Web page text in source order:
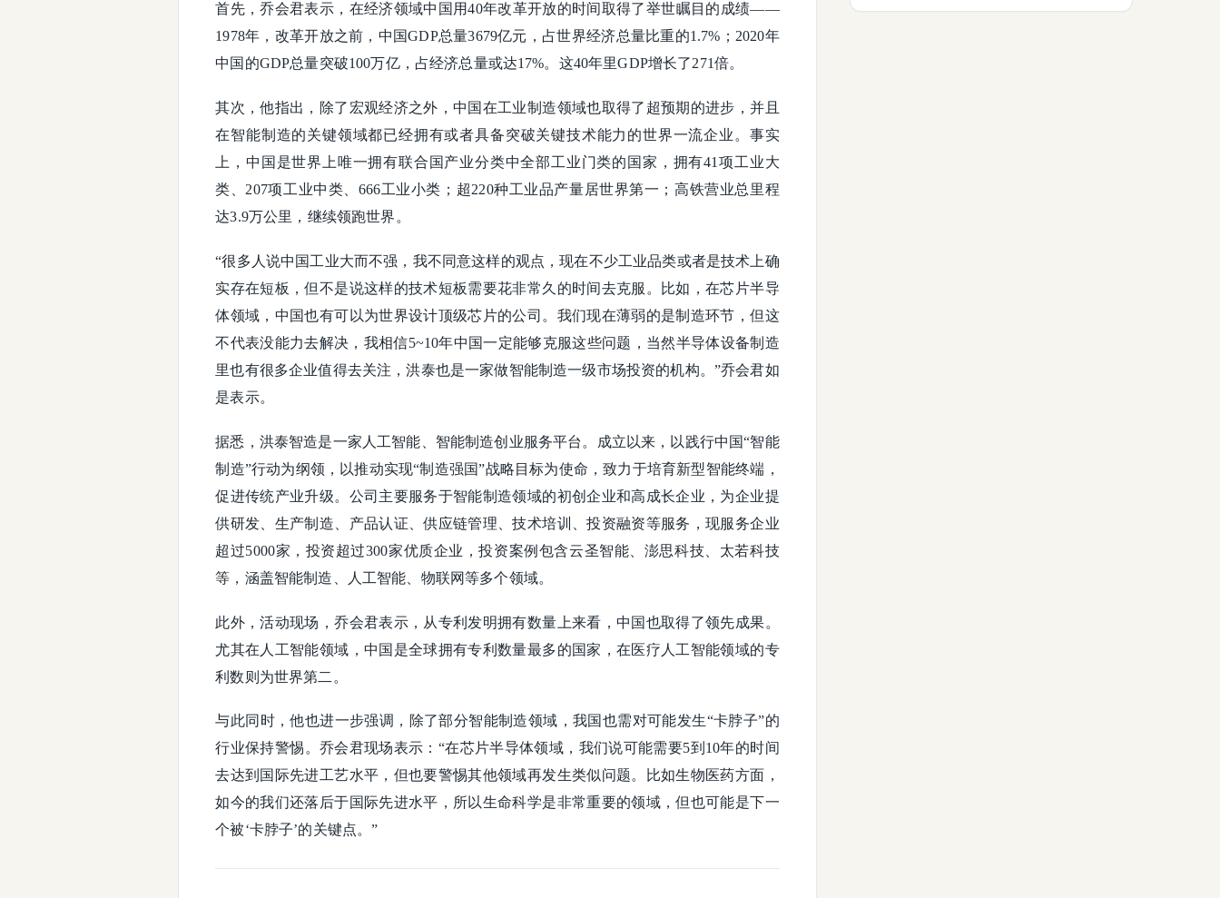
首先，乔会君表示，在经济领域中国用40年改革开放的时间取得了举世瞩目的成绩——
1978年，改革开放之前，中国GDP总量3679亿元，占世界经济总量比重的1.7%；2020年
中国的GDP总量突破100万亿，占经济总量或达17%。这40年里GDP增长了271倍。
其次，他指出，除了宏观经济之外，中国在工业制造领域也取得了超预期的进步，并且
在智能制造的关键领域都已经拥有或者具备突破关键技术能力的世界一流企业。事实
上，中国是世界上唯一拥有联合国产业分类中全部工业门类的国家，拥有41项工业大
类、207项工业中类、666工业小类；超220种工业品产量居世界第一；高铁营业总里程
达3.9万公里，继续领跑世界。
“很多人说中国工业大而不强，我不同意这样的观点，现在不少工业品类或者是技术上确
实存在短板，但不是说这样的技术短板需要花非常久的时间去克服。比如，在芯片半导
体领域，中国也有可以为世界设计顶级芯片的公司。我们现在薄弱的是制造环节，但这
不代表没能力去解决，我相信5~10年中国一定能够克服这些问题，当然半导体设备制造
里也有很多企业值得去关注，洪泰也是一家做智能制造一级市场投资的机构。”乔会君如
是表示。
据悉，洪泰智造是一家人工智能、智能制造创业服务平台。成立以来，以践行中国“智能
制造”行动为纲领，以推动实现“制造强国”战略目标为使命，致力于培育新型智能终端，
促进传统产业升级。公司主要服务于智能制造领域的初创企业和高成长企业，为企业提
供研发、生产制造、产品认证、供应链管理、技术培训、投资融资等服务，现服务企业
超过5000家，投资超过300家优质企业，投资案例包含云圣智能、澎思科技、太若科技
等，涵盖智能制造、人工智能、物联网等多个领域。
此外，活动现场，乔会君表示，从专利发明拥有数量上来看，中国也取得了领先成果。
尤其在人工智能领域，中国是全球拥有专利数量最多的国家，在医疗人工智能领域的专
利数则为世界第二。
与此同时，他也进一步强调，除了部分智能制造领域，我国也需对可能发生“卡脖子”的
行业保持警惕。乔会君现场表示：“在芯片半导体领域，我们说可能需要5到10年的时间
去达到国际先进工艺水平，但也要警惕其他领域再发生类似问题。比如生物医药方面，
如今的我们还落后于国际先进水平，所以生命科学是非常重要的领域，但也可能是下一
个被‘卡脖子’的关键点。”